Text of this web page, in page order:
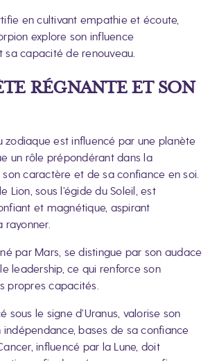
en cultivant empathie et écoute,
explore son influence
sa capacité de renouveau.
RÉGNANTE ET SON
zodiaque est influencé par une planète
un rôle prépondérant dans la
caractère et de sa confiance en soi.
Lion, sous l’égide du Soleil, est
et magnétique, aspirant
rayonner.
par Mars, se distingue par son audace
leadership, ce qui renforce son
propres capacités.
sous le signe d’Uranus, valorise son
bases de sa confiance
influencé par la Lune, doit